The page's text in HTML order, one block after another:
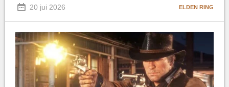
20 jui 2026 ELDEN RING